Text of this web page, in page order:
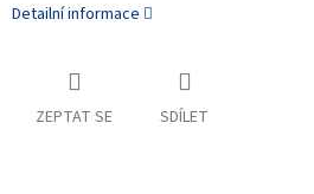
Detailní informace
ZEPTAT SE SDÍLET